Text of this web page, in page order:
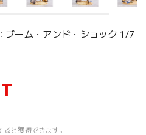
ブーム・アンド・ショック 1/7
ると獲得できます。